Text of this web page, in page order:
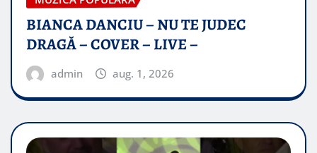
BIANCA DANCIU – NU TE JUDEC
DRAGĂ – COVER – LIVE –
admin aug. 1, 2026